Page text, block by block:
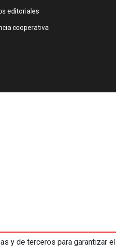
y de terceros para garantizar el
editoriales
cooperativa